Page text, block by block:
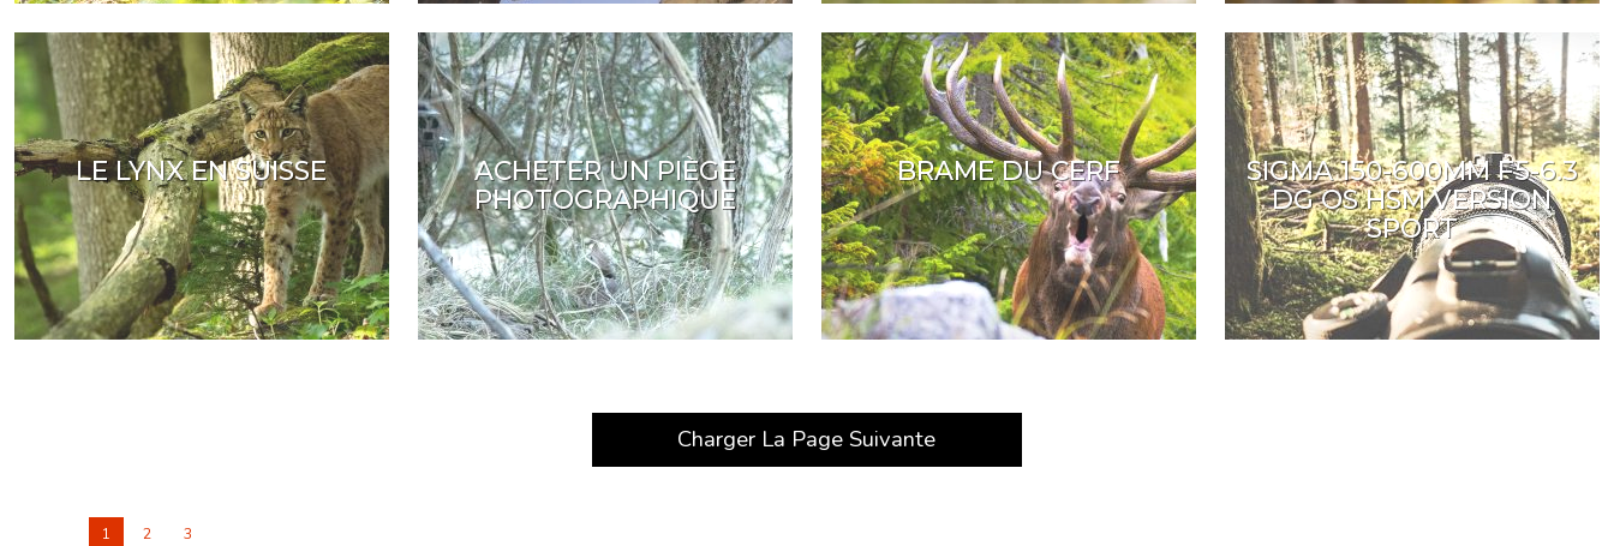
LE LYNX EN SUISSE
ACHETER UN PIÈGE
PHOTOGRAPHIQUE
BRAME DU CERF
SIGMA 150-600MM F5-6.3
DG OS HSM VERSION
SPORT
Charger La Page Suivante
1 2 3